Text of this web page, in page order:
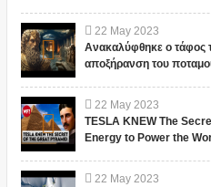
22 May 2023
Ανακαλύφθηκε ο τάφος
αποξήρανση του
22 May 2023
TESLA KNEW The
Energy to Power the
22 May 2023